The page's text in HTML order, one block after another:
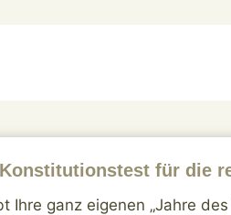
für die
Ihre ganz eigenen „Jahre des